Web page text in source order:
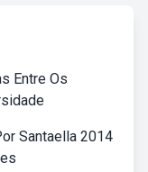
Entre Os
Santaella 2014